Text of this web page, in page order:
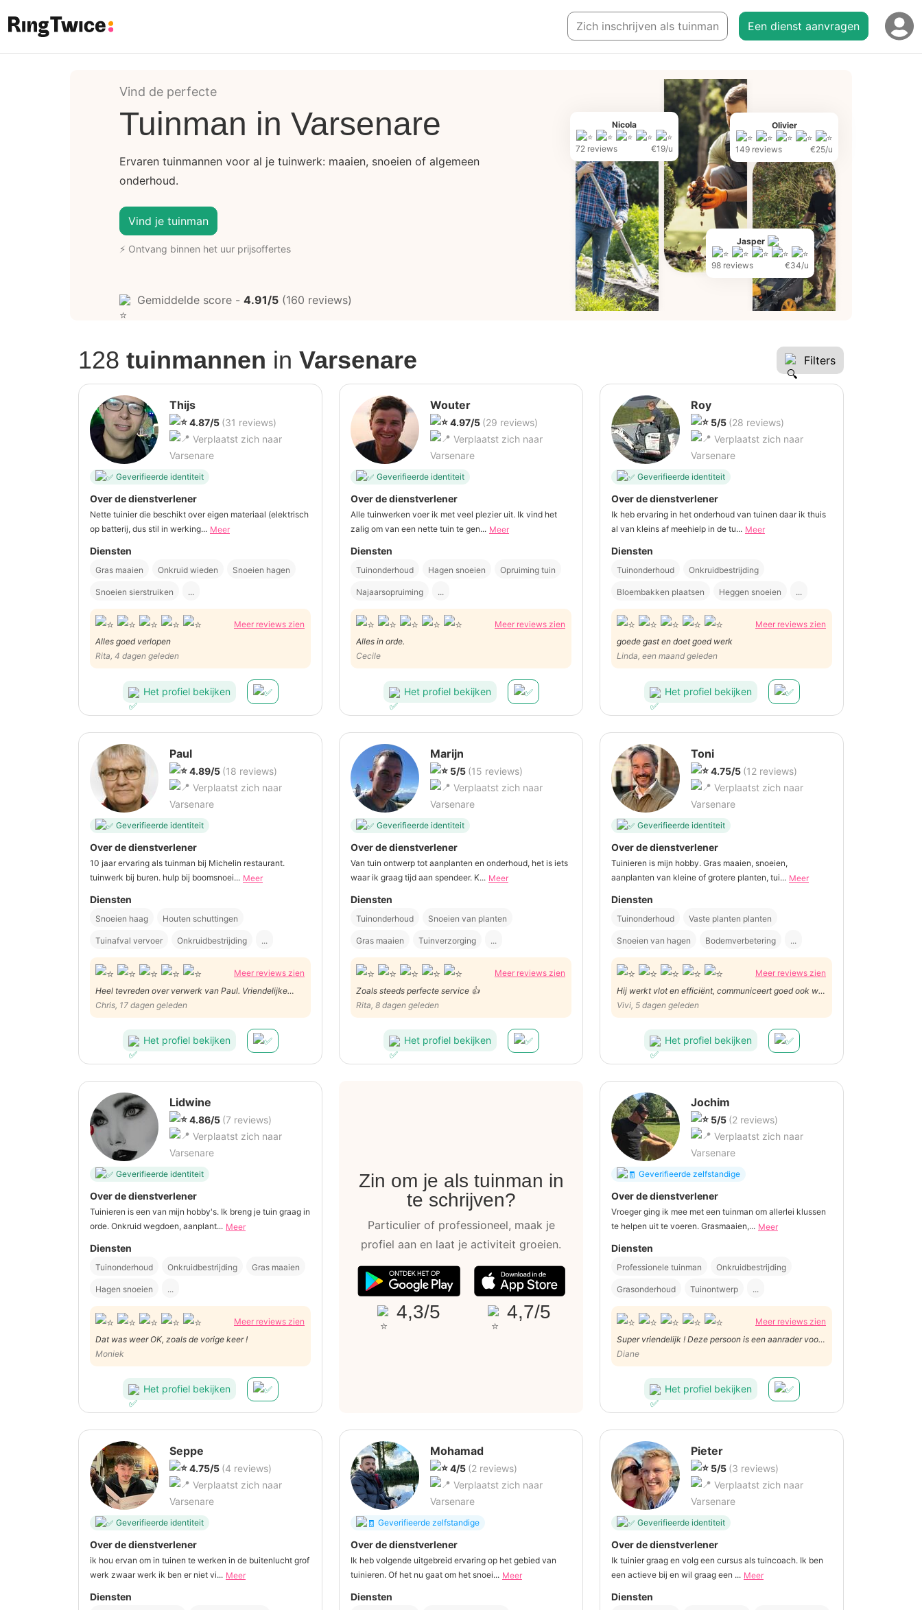
Zich inschrijven als tuinman Een dienst aanvragen
Nicola
72 reviews €19/u
Jasper
98 reviews €34/u
Olivier
149 reviews €25/u
Vind de perfecte
Tuinman in Varsenare
Ervaren tuinmannen voor al je tuinwerk: maaien, snoeien of algemeen
onderhoud.
Vind je tuinman
⚡ Ontvang binnen het uur prijsoffertes
Gemiddelde score - 4.91/5 (160 reviews)
128 tuinmannen in Varsenare Filters
Thijs
4.87/5 (31 reviews)
Verplaatst zich naar
Varsenare
Geverifieerde identiteit
Over de dienstverlener
Nette tuinier die beschikt over eigen materiaal (elektrisch
op batterij, dus stil in werking... Meer
Diensten
Gras maaien Onkruid wieden Snoeien hagen
Snoeien sierstruiken ...
Meer reviews zien
Alles goed verlopen
Rita, 4 dagen geleden
Het profiel bekijken
Wouter
4.97/5 (29 reviews)
Verplaatst zich naar
Varsenare
Geverifieerde identiteit
Over de dienstverlener
Alle tuinwerken voer ik met veel plezier uit. Ik vind het
zalig om van een nette tuin te gen... Meer
Diensten
Tuinonderhoud Hagen snoeien Opruiming tuin
Najaarsopruiming ...
Meer reviews zien
Alles in orde.
Cecile
Het profiel bekijken
Roy
5/5 (28 reviews)
Verplaatst zich naar
Varsenare
Geverifieerde identiteit
Over de dienstverlener
Ik heb ervaring in het onderhoud van tuinen daar ik thuis
al van kleins af meehielp in de tu... Meer
Diensten
Tuinonderhoud Onkruidbestrijding
Bloembakken plaatsen Heggen snoeien ...
Meer reviews zien
goede gast en doet goed werk
Linda, een maand geleden
Het profiel bekijken
Paul
4.89/5 (18 reviews)
Verplaatst zich naar
Varsenare
Geverifieerde identiteit
Over de dienstverlener
10 jaar ervaring als tuinman bij Michelin restaurant.
tuinwerk bij buren. hulp bij boomsnoei... Meer
Diensten
Snoeien haag Houten schuttingen
Tuinafval vervoer Onkruidbestrijding ...
Meer reviews zien
Heel tevreden over verwerk van Paul. Vriendelijke
man, verzorgd werk
Chris, 17 dagen geleden
Het profiel bekijken
Marijn
5/5 (15 reviews)
Verplaatst zich naar
Varsenare
Geverifieerde identiteit
Over de dienstverlener
Van tuin ontwerp tot aanplanten en onderhoud, het is iets
waar ik graag tijd aan spendeer. K... Meer
Diensten
Tuinonderhoud Snoeien van planten
Gras maaien Tuinverzorging ...
Meer reviews zien
Zoals steeds perfecte service 👍
Rita, 8 dagen geleden
Het profiel bekijken
Toni
4.75/5 (12 reviews)
Verplaatst zich naar
Varsenare
Geverifieerde identiteit
Over de dienstverlener
Tuinieren is mijn hobby. Gras maaien, snoeien,
aanplanten van kleine of grotere planten, tui... Meer
Diensten
Tuinonderhoud Vaste planten planten
Snoeien van hagen Bodemverbetering ...
Meer reviews zien
Hij werkt vlot en efficiënt, communiceert goed ook wat
ideeën betreft. Beleefde man
Vivi, 5 dagen geleden
Het profiel bekijken
Lidwine
4.86/5 (7 reviews)
Verplaatst zich naar
Varsenare
Geverifieerde identiteit
Over de dienstverlener
Tuinieren is een van mijn hobby's. Ik breng je tuin graag in
orde. Onkruid wegdoen, aanplant... Meer
Diensten
Tuinonderhoud Onkruidbestrijding Gras maaien
Hagen snoeien ...
Meer reviews zien
Dat was weer OK, zoals de vorige keer !
Moniek
Het profiel bekijken
Zin om je als tuinman in
te schrijven?
Particulier of professioneel, maak je
profiel aan en laat je activiteit groeien.
4,3/5 4,7/5
Jochim
5/5 (2 reviews)
Verplaatst zich naar
Varsenare
Geverifieerde zelfstandige
Over de dienstverlener
Vroeger ging ik mee met een tuinman om allerlei klussen
te helpen uit te voeren. Grasmaaien,... Meer
Diensten
Professionele tuinman Onkruidbestrijding
Grasonderhoud Tuinontwerp ...
Meer reviews zien
Super vriendelijk ! Deze persoon is een aanrader voor
al je klusjes 👌 Werk was snel en heel heel goed
gedaan ! Dankjewel J.
Diane
Het profiel bekijken
Seppe
4.75/5 (4 reviews)
Verplaatst zich naar
Varsenare
Geverifieerde identiteit
Over de dienstverlener
ik hou ervan om in tuinen te werken in de buitenlucht grof
werk zwaar werk ik ben er niet vi... Meer
Diensten
Mohamad
4/5 (2 reviews)
Verplaatst zich naar
Varsenare
Geverifieerde zelfstandige
Over de dienstverlener
Ik heb volgende uitgebreid ervaring op het gebied van
tuinieren. Of het nu gaat om het snoei... Meer
Diensten
Pieter
5/5 (3 reviews)
Verplaatst zich naar
Varsenare
Geverifieerde identiteit
Over de dienstverlener
Ik tuinier graag en volg een cursus als tuincoach. Ik ben
een actieve bij en wil graag een ... Meer
Diensten